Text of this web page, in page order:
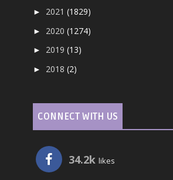
► 2021(1829)
► 2020(1274)
► 2019(13)
► 2018(2)
CONNECT WITH US
34.2k likes